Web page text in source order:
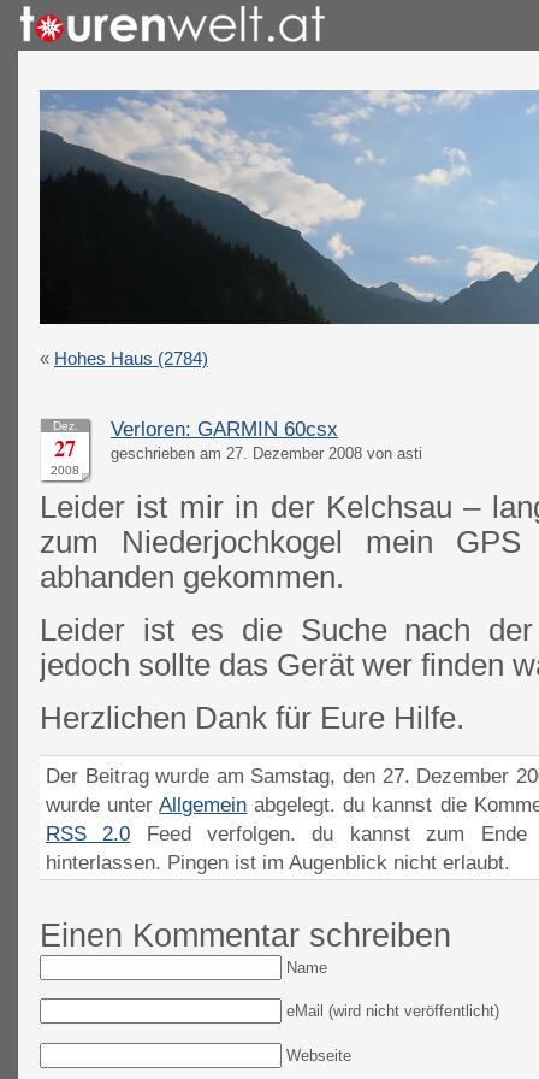
« Hohes Haus (2784)
Dez.
27
2008
Verloren: GARMIN 60csx
geschrieben am 27. Dezember 2008 von asti
Leider ist mir in der Kelchsau –
zum Niederjochkogel mein
abhanden gekommen.
Leider ist es die Suche nach
jedoch sollte das Gerät wer finden
Herzlichen Dank für Eure Hilfe.
Der Beitrag wurde am Samstag, den 27. Dezember
wurde unterAllgemein abgelegt. du kannst die
RSS 2.0 Feed verfolgen. du kannst zum Ende
hinterlassen. Pingen ist im Augenblick nicht erlaubt.
Einen Kommentar schreiben
Name
eMail (wird nicht veröffentlicht)
Webseite